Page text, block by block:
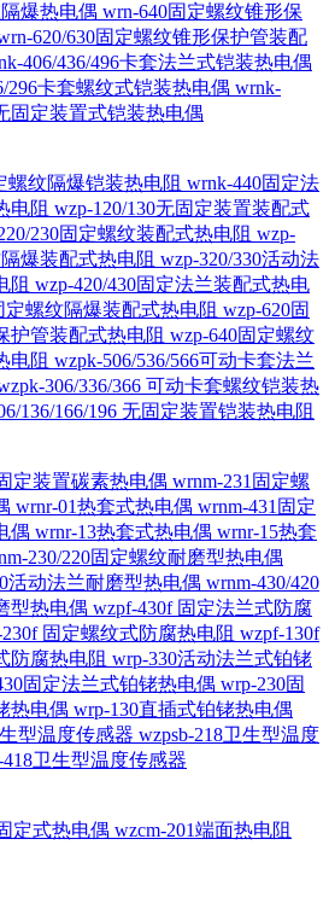
爆热电偶 wrn-640固定螺纹锥形保
620/630固定螺纹锥形保护管装配
406/436/496卡套法兰式铠装热电偶
296卡套螺纹式铠装热电偶 wrnk-
固定装置式铠装热电偶
螺纹隔爆铠装热电阻 wrnk-440固定法
电阻 wzp-120/130无固定装置装配式
230固定螺纹装配式热电阻 wzp-
爆装配式热电阻 wzp-320/330活动法
阻 wzp-420/430固定法兰装配式热电
定螺纹隔爆装配式热电阻 wzp-620固
护管装配式热电阻 wzp-640固定螺纹
电阻 wzpk-506/536/566可动卡套法兰
306/336/366 可动卡套螺纹铠装热
136/166/196 无固定装置铠装热电阻
定装置碳素热电偶 wrnm-231固定螺
wrnr-01热套式热电偶 wrnm-431固定
偶 wrnr-13热套式热电偶 wrnr-15热套
230/220固定螺纹耐磨型热电偶
活动法兰耐磨型热电偶 wrnm-430/420
型热电偶 wzpf-430f 固定法兰式防腐
固定螺纹式防腐热电阻 wzpf-130f
防腐热电阻 wrp-330活动法兰式铂铑
固定法兰式铂铑热电偶 wrp-230固
热电偶 wrp-130直插式铂铑热电偶
型温度传感器 wzpsb-218卫生型温度
418卫生型温度传感器
定式热电偶 wzcm-201端面热电阻